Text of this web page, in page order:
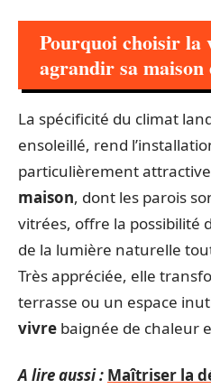
Pourquoi choisir la
agrandir sa maison
La spécificité du climat
ensoleillé, rend
particulièrement
maison, dont les parois
vitrées, offre la possibilité
de la lumière naturelle
Très appréciée, elle
terrasse ou un espace
vivre baignée de chaleur
A lire aussi : Maîtriser la